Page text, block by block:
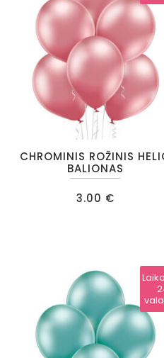
CHROMINIS ROŽINIS
BALIONAS
3.00 €